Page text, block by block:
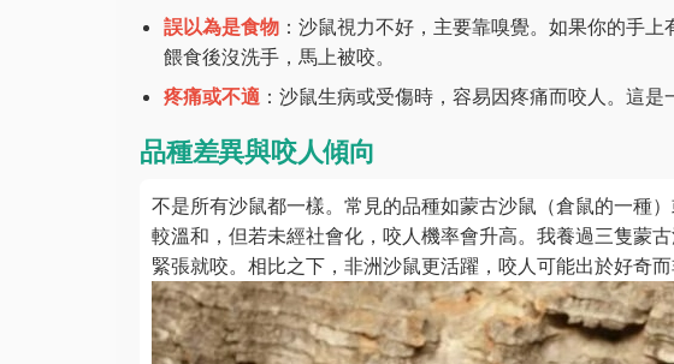
誤以為是食物 ：沙鼠視力不好，主要靠嗅覺。如果你的手
餵食後沒洗手，馬上被咬。
疼痛或不適 ：沙鼠生病或受傷時，容易因疼痛而咬人。這是
品種差異與咬人傾向
不是所有沙鼠都一樣。常見的品種如蒙古沙鼠（倉鼠的一種
較溫和，但若未經社會化，咬人機率會升高。我養過三隻蒙
緊張就咬。相比之下，非洲沙鼠更活躍，咬人可能出於好奇而